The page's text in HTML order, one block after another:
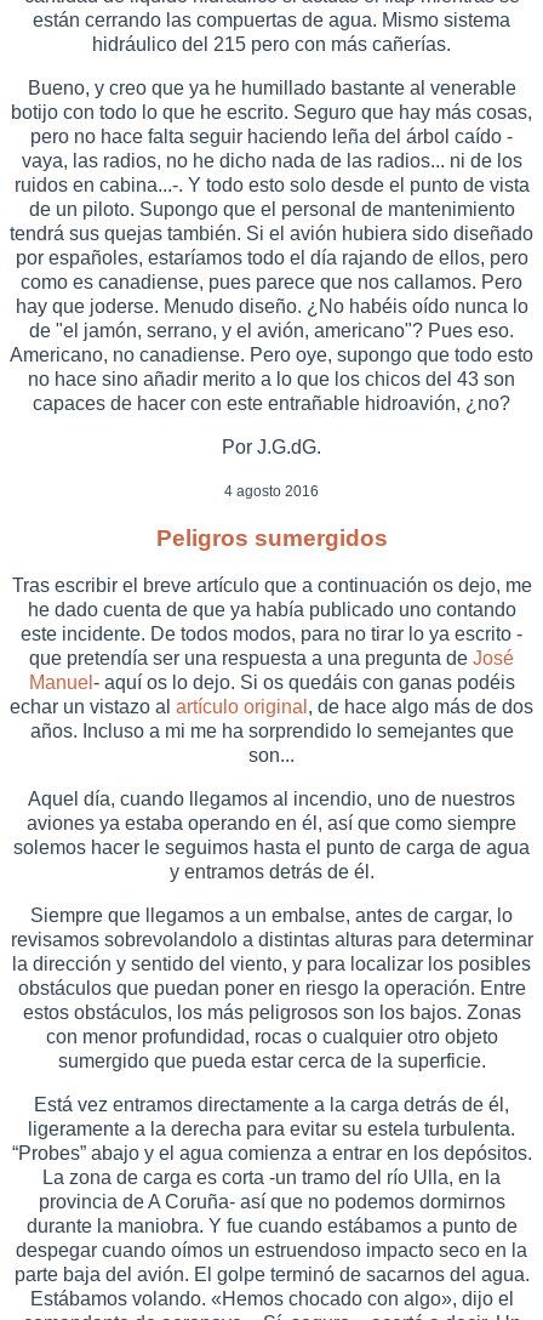
están cerrando las compuertas de agua. Mismo sistema
hidráulico del 215 pero con más cañerías.
Bueno, y creo que ya he humillado bastante al venerable
botijo con todo lo que he escrito. Seguro que hay más cosas,
pero no hace falta seguir haciendo leña del árbol caído -
vaya, las radios, no he dicho nada de las radios... ni de los
ruidos en cabina...-. Y todo esto solo desde el punto de vista
de un piloto. Supongo que el personal de mantenimiento
tendrá sus quejas también. Si el avión hubiera sido diseñado
por españoles, estaríamos todo el día rajando de ellos, pero
como es canadiense, pues parece que nos callamos. Pero
hay que joderse. Menudo diseño. ¿No habéis oído nunca lo
de "el jamón, serrano, y el avión, americano"? Pues eso.
Americano, no canadiense. Pero oye, supongo que todo esto
no hace sino añadir merito a lo que los chicos del 43 son
capaces de hacer con este entrañable hidroavión, ¿no?
Por J.G.dG.
4 agosto 2016
Peligros sumergidos
Tras escribir el breve artículo que a continuación os dejo, me
he dado cuenta de que ya había publicado uno contando
este incidente. De todos modos, para no tirar lo ya escrito -
que pretendía ser una respuesta a una pregunta de José
Manuel - aquí os lo dejo. Si os quedáis con ganas podéis
echar un vistazo al artículo original , de hace algo más de dos
años. Incluso a mi me ha sorprendido lo semejantes que
son...
Aquel día, cuando llegamos al incendio, uno de nuestros
aviones ya estaba operando en él, así que como siempre
solemos hacer le seguimos hasta el punto de carga de agua
y entramos detrás de él.
Siempre que llegamos a un embalse, antes de cargar, lo
revisamos sobrevolandolo a distintas alturas para determinar
la dirección y sentido del viento, y para localizar los posibles
obstáculos que puedan poner en riesgo la operación. Entre
estos obstáculos, los más peligrosos son los bajos. Zonas
con menor profundidad, rocas o cualquier otro objeto
sumergido que pueda estar cerca de la superficie.
Está vez entramos directamente a la carga detrás de él,
ligeramente a la derecha para evitar su estela turbulenta.
“Probes” abajo y el agua comienza a entrar en los depósitos.
La zona de carga es corta -un tramo del río Ulla, en la
provincia de A Coruña- así que no podemos dormirnos
durante la maniobra. Y fue cuando estábamos a punto de
despegar cuando oímos un estruendoso impacto seco en la
parte baja del avión. El golpe terminó de sacarnos del agua.
Estábamos volando. «Hemos chocado con algo», dijo el